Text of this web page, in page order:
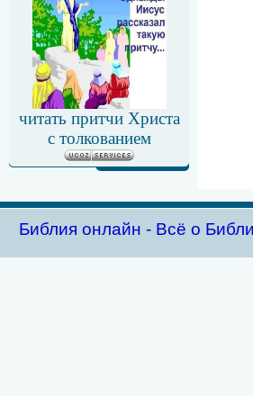
читать притчи Христа
с толкованием
Библия oнлайн - Всё о